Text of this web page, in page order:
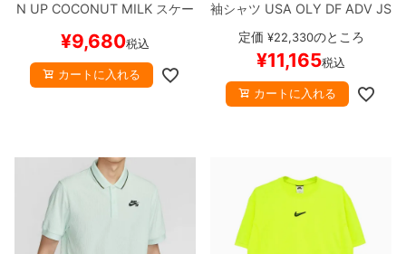
N UP COCONUT MILK スケー
¥9,680税込
カートに入れる
袖シャツ USA OLY DF ADV JS
Y SS紺/赤
ートボード スケボー【キャン
セル/返品/交換不可商品】
定価 ¥22,330のところ
¥11,165税込
カートに入れる